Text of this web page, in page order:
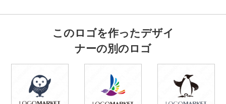
このロゴを作ったデザイ
ナーの別のロゴ